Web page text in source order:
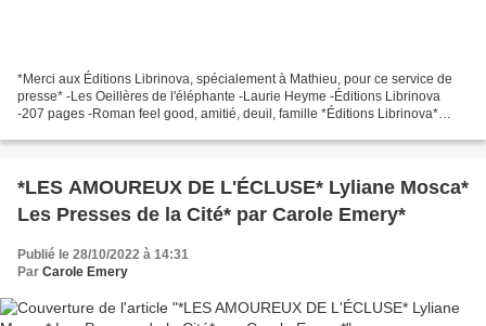
*Merci aux Éditions Librinova, spécialement à Mathieu, pour ce service de
presse* -Les Oeillères de l'éléphante -Laurie Heyme -Éditions Librinova
-207 pages -Roman feel good, amitié, deuil, famille *Éditions Librinova*
*LES AMOUREUX DE L'ÉCLUSE* Lyliane Mosca*
Les Presses de la Cité* par Carole Emery*
Publié le 28/10/2022 à 14:31
Par Carole Emery